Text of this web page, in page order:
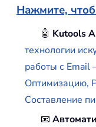
Нажмите,
🤖 Kutools
технологии
работы с
Оптимизацию,
Составление
📧